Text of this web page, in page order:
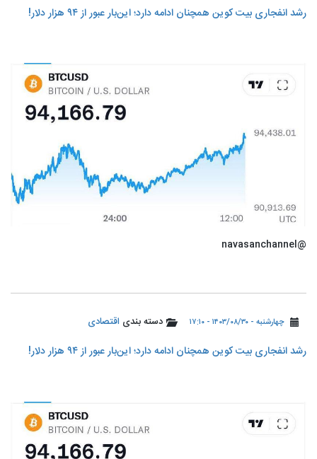
رشد انفجاری بیت کوین همچنان ادامه دارد؛ این‌بار عبور از ٩۴ هزار دلار!
@navasanchannel
چهارشنبه - ۱۴۰۳/۰۸/۳۰ - ۱۷:۱۰ دسته بندی اقتصادی
رشد انفجاری بیت کوین همچنان ادامه دارد؛ این‌بار عبور از ٩۴ هزار دلار!